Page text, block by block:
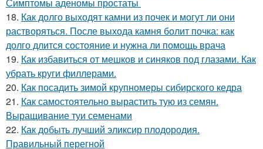
18. Как долго выходят камни из почек и могут ли они
растворяться. После выхода камня болит почка: как
долго длится состояние и нужна ли помощь врача
19. Как избавиться от мешков и синяков под глазами. Как
убрать круги филлерами.
20. Как посадить зимой крупномеры сибирского кедра
21. Как самостоятельно вырастить тую из семян.
Выращивание туи семенами
22. Как добыть лучший эликсир плодородия.
Правильный перегной